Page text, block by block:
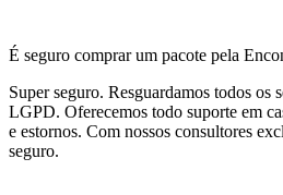
É seguro comprar um pacote pela
Super seguro. Resguardamos todos os
LGPD. Oferecemos todo suporte em
e estornos. Com nossos consultores
seguro.